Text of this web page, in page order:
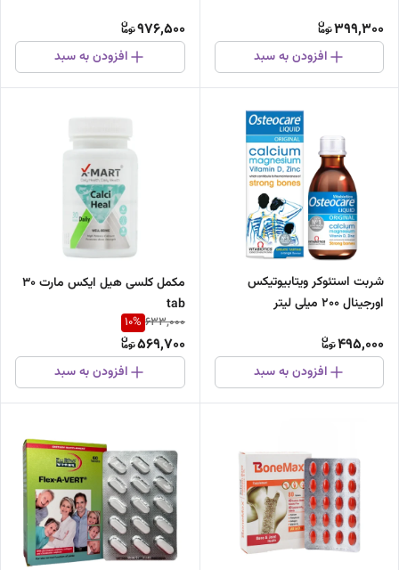
399,300
افزودن به سبد
976,500
افزودن به سبد
شربت استئوکر ویتابیوتیکس
اورجینال 200 میلی لیتر
495,000
افزودن به سبد
مکمل کلسی هیل ایکس مارت 30
tab
633,000
10%
569,700
افزودن به سبد